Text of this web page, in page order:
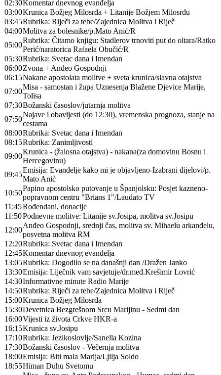
02:30Komentar dnevnog evanđelja
03:00Krunica Božjeg Milosrđa + Litanije Božjem Milosrđu
03:45Rubrika: Riječi za tebe/Zajednica Molitva i Riječ
04:00Molitva za bolesnike/p.Mato Anić/R
05:00
Rubrika: Čitamo knjigu: Stadlerov trnoviti put do oltara/Ratko
Perić/naratorica Rafaela Obučić/R
05:30Rubrika: Svetac dana i Imendan
06:00Zvona + Anđeo Gospodnji
06:15Nakane apostolata molitve + sveta krunica/slavna otajstva
07:00
Misa - samostan i župa Uznesenja Blažene Djevice Marije,
Tolisa
07:30Božanski časoslov/jutarnja molitva
07:50
Najave i obavijesti (do 12:30), vremenska prognoza, stanje na
cestama
08:00Rubrika: Svetac dana i Imendan
08:15Rubrika: Zanimljivosti
09:00
Krunica - (žalosna otajstva) - nakana(za domovinu Bosnu i
Hercegovinu)
09:45
Emisija: Evanđelje kako mi je objavljeno-Izabrani dijelovi/p.
Mato Anić
10:50
Papino apostolsko putovanje u Španjolsku: Posjet kazneno-
popravnom centru "Brians 1"/Laudato TV
11:45Rođendani, donacije
11:50Podnevne molitve: Litanije sv.Josipa, molitva sv.Josipu
12:00
Anđeo Gospodnji, srednji čas, molitva sv. Mihaelu arkanđelu,
posvetna molitva RM
12:20Rubrika: Svetac dana i Imendan
12:45Komentar dnevnog evanđelja
13:05Rubrika: Dogodilo se na današnji dan /Dražen Janko
13:30Emisija: Liječnik vam savjetuje/dr.med.Krešimir Lovrić
14:30Informativne minute Radio Marije
14:50Rubrika: Riječi za tebe/Zajednica Molitva i Riječ
15:00Krunica Božjeg Milosrđa
15:30Devetnica Bezgrešnom Srcu Marijinu - Sedmi dan
16:00Vijesti iz života Crkve HKR-a
16:15Krunica sv.Josipu
17:10Rubrika: Jezikoslovlje/Sanella Kozina
17:30Božanski časoslov - Večernja molitva
18:00Emisija: Biti mala Marija/Ljilja Soldo
18:55Himan Duhu Svetomu